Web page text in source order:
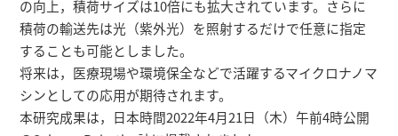
の向上，積荷サイズは10倍にも拡大されています。さらに
積荷の輸送先は光（紫外光）を照射するだけで任意に指定
することも可能としました。
将来は，医療現場や環境保全などで活躍するマイクロナノマ
シンとしての応用が期待されます。
本研究成果は，日本時間2022年4月21日（木）午前4時公開